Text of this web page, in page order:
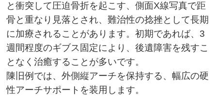
と衝突して圧迫骨折を起こす、側面X線写真で距
骨と重なり見落とされ、難治性の捻挫として長期
に加療されることがあります。初期であれば、3
週間程度のギブス固定により、後遺障害を残すこ
となく治癒することが多いです。
陳旧例では、外側縦アーチを保持する、幅広の硬
性アーチサポートを装用します。